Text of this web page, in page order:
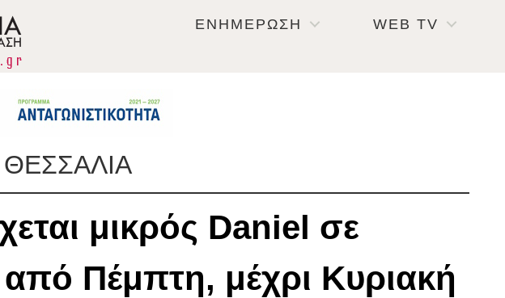
ΕΝΗΜΕΡΩΣΗ WEB TV
ΘΕΣΣΑΛΙΑ
μικρός Daniel σε
Πέμπτη, μέχρι Κυριακή